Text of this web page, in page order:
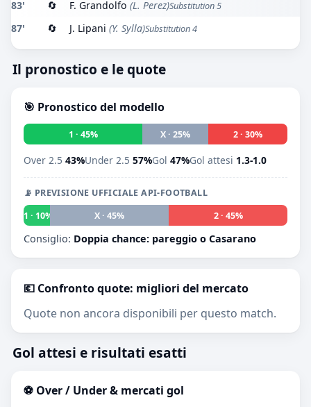
83' 🔄 F. Grandolfo (L. Perez)Substitution 5
87' 🔄 J. Lipani (Y. Sylla)Substitution 4
Il pronostico e le quote
🎯 Pronostico del modello
1 · 45% X · 25% 2 · 30%
Over 2.5 43%Under 2.5 57%Gol 47%Gol attesi 1.3-1.0
📡 PREVISIONE UFFICIALE API-FOOTBALL
1 · 10%
X · 45% 2 · 45%
Consiglio: Doppia chance: pareggio o Casarano
💶 Confronto quote: migliori del mercato
Quote non ancora disponibili per questo match.
Gol attesi e risultati esatti
⚽ Over / Under & mercati gol